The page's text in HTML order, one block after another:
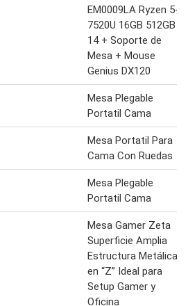
EM0009LA Ryzen 5-
7520U 16GB 512GB
14 + Soporte de
Mesa + Mouse
Genius DX120
Mesa Plegable
Portatil Cama
Mesa Portatil Para
Cama Con Ruedas
Mesa Plegable
Portatil Cama
Mesa Gamer Zeta
Superficie Amplia
Estructura Metálica
en “Z” Ideal para
Setup Gamer y
Oficina